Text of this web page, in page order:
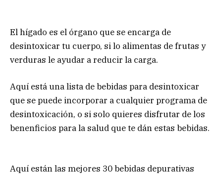
El hígado es el órgano que se encarga de
desintoxicar tu cuerpo, si lo alimentas de frutas y
verduras le ayudar a reducir la carga.
Aquí está una lista de bebidas para desintoxicar
que se puede incorporar a cualquier programa de
desintoxicación, o si solo quieres disfrutar de los
benenficios para la salud que te dán estas bebidas.
Aquí están las mejores 30 bebidas depurativas